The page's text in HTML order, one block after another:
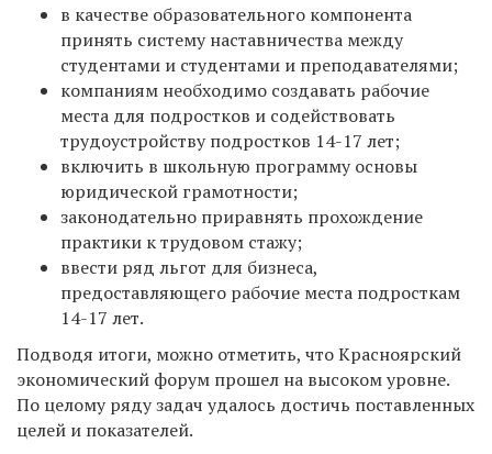
в качестве образовательного компонента
принять систему наставничества между
студентами и студентами и преподавателями;
компаниям необходимо создавать рабочие
места для подростков и содействовать
трудоустройству подростков 14-17 лет;
включить в школьную программу основы
юридической грамотности;
законодательно приравнять прохождение
практики к трудовом стажу;
ввести ряд льгот для бизнеса,
предоставляющего рабочие места подросткам
14-17 лет.
Подводя итоги, можно отметить, что Красноярский
экономический форум прошел на высоком уровне.
По целому ряду задач удалось достичь поставленных
целей и показателей.